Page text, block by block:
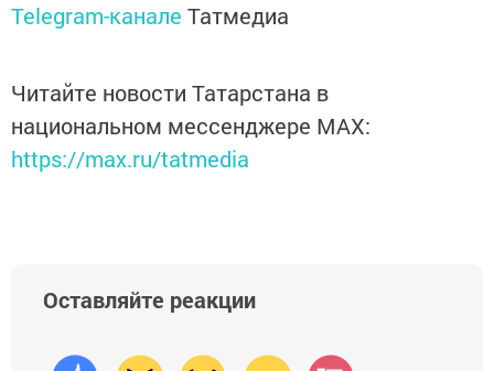
Telegram-канале Татмедиа
Читайте новости Татарстана в
национальном мессенджере MАХ:
https://max.ru/tatmedia
Оставляйте реакции